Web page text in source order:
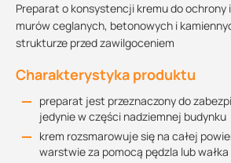
Preparat o konsystencji kremu do ochrony
murów ceglanych, betonowych i
strukturze przed zawilgoceniem
Charakterystyka produktu
preparat jest przeznaczony do
jedynie w części nadziemnej budynku
krem rozsmarowuje się na całej
warstwie za pomocą pędzla lub wałka